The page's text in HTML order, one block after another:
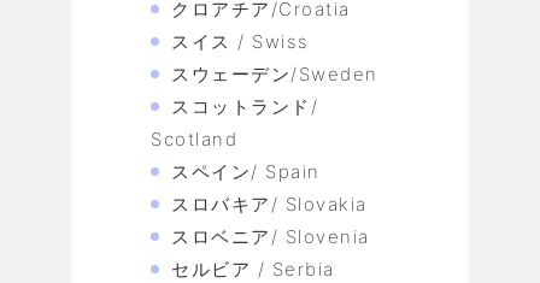
クロアチア/Croatia
スイス / Swiss
スウェーデン/Sweden
スコットランド/
Scotland
スペイン/ Spain
スロバキア/ Slovakia
スロベニア/ Slovenia
セルビア / Serbia